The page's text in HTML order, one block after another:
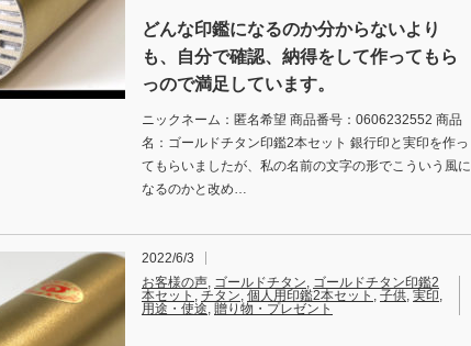
どんな印鑑になるのか分からないより
も、自分で確認、納得をして作ってもら
っので満足しています。
ニックネーム：匿名希望 商品番号：0606232552 商品
名：ゴールドチタン印鑑2本セット 銀行印と実印を作っ
てもらいましたが、私の名前の文字の形でこういう風に
なるのかと改め…
2022/6/3
お客様の声, ゴールドチタン, ゴールドチタン印鑑2
本セット , チタン, 個人用印鑑2本セット , 子供, 実印,
用途・使途, 贈り物・プレゼント